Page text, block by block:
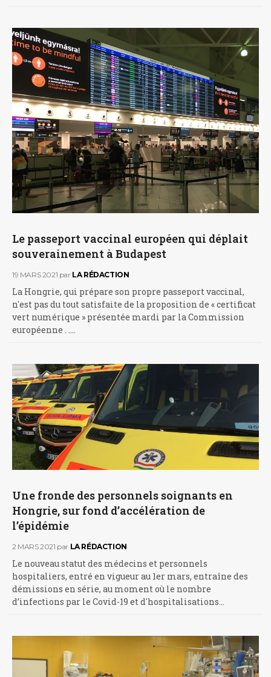
Le passeport vaccinal européen qui déplait
souverainement à Budapest
19 MARS 2021 par LA RÉDACTION
La Hongrie, qui prépare son propre passeport vaccinal,
n'est pas du tout satisfaite de la proposition de « certificat
vert numérique » présentée mardi par la Commission
européenne . .…
Une fronde des personnels soignants en
Hongrie, sur fond d’accélération de
l’épidémie
2 MARS 2021 par LA RÉDACTION
Le nouveau statut des médecins et personnels
hospitaliers, entré en vigueur au 1er mars, entraîne des
démissions en série, au moment où le nombre
d’infections par le Covid-19 et d'hospitalisations…